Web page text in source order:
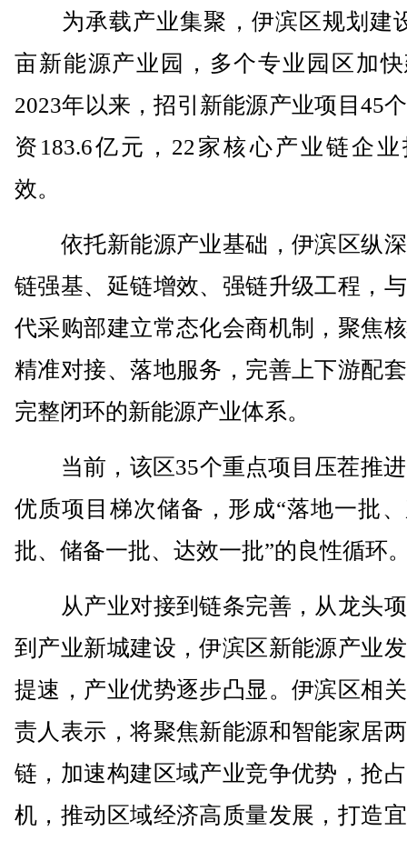
为承载产业集聚，伊滨区规划建
亩新能源产业园，多个专业园区加
2023年以来，招引新能源产业项目45
资183.6亿元，22家核心产业链企
效。
依托新能源产业基础，伊滨区纵
链强基、延链增效、强链升级工程，
代采购部建立常态化会商机制，聚焦
精准对接、落地服务，完善上下游配
完整闭环的新能源产业体系。
当前，该区35个重点项目压茬推进
优质项目梯次储备，形成“落地一批
批、储备一批、达效一批”的良性循环
从产业对接到链条完善，从龙头
到产业新城建设，伊滨区新能源产业
提速，产业优势逐步凸显。伊滨区相
责人表示，将聚焦新能源和智能家居
链，加速构建区域产业竞争优势，抢
机，推动区域经济高质量发展，打造